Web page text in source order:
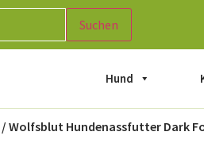
Suchen
Hund
/ Wolfsblut Hundenassfutter Dark